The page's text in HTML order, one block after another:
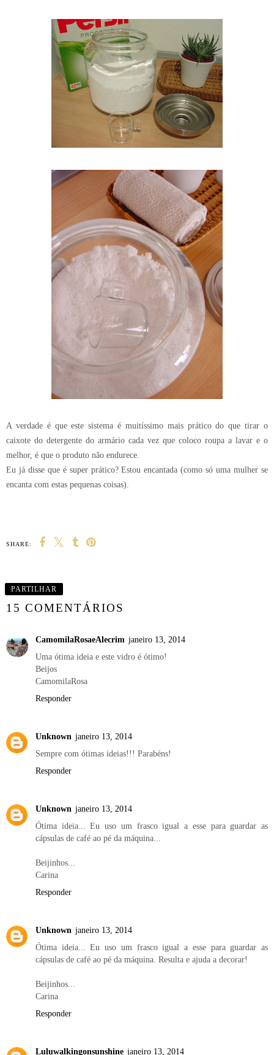
A verdade é que este sistema é muitíssimo mais prático do que tirar o
caixote do detergente do armário cada vez que coloco roupa a lavar e o
melhor, é que o produto não endurece.
Eu já disse que é super prático? Estou encantada (como só uma mulher se
encanta com estas pequenas coisas).
SHARE:
PARTILHAR
15 COMENTÁRIOS
CamomilaRosaeAlecrim janeiro 13, 2014
Uma ótima ideia e este vidro é ótimo!
Beijos
CamomilaRosa
Responder
Unknown janeiro 13, 2014
Sempre com ótimas ideias!!! Parabéns!
Responder
Unknown janeiro 13, 2014
Ótima ideia... Eu uso um frasco igual a esse para guardar as
cápsulas de café ao pé da máquina...
Beijinhos...
Carina
Responder
Unknown janeiro 13, 2014
Ótima ideia... Eu uso um frasco igual a esse para guardar as
cápsulas de café ao pé da máquina. Resulta e ajuda a decorar!
Beijinhos...
Carina
Responder
Luluwalkingonsunshine janeiro 13, 2014